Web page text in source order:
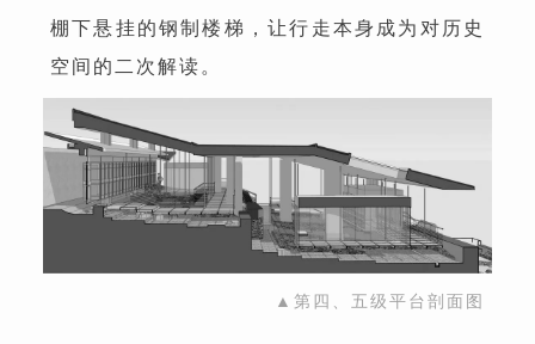
棚下悬挂的钢制楼梯，让行走本身成为对历史
空间的二次解读。
▲第四、五级平台剖面图